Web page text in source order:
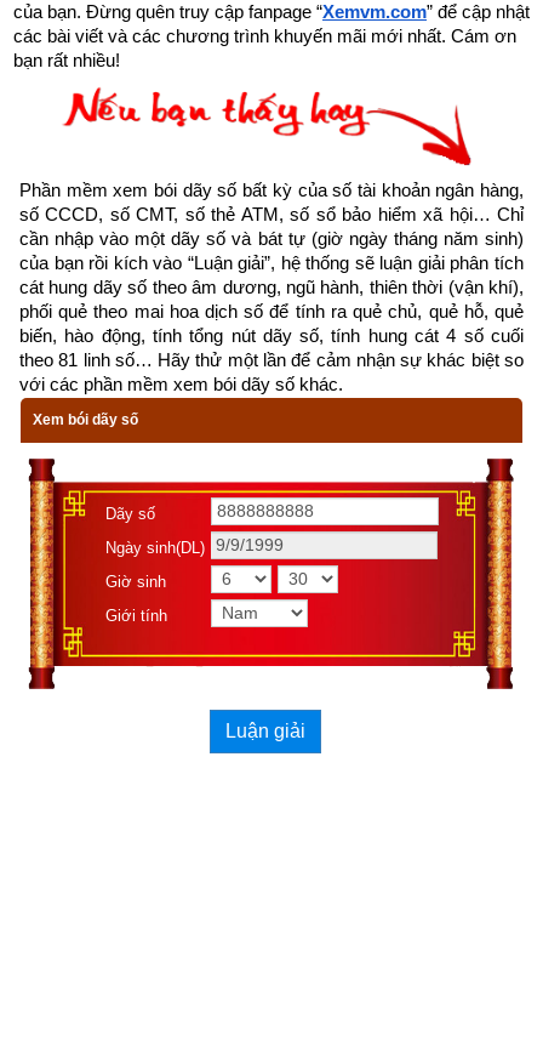
Ý nghĩa lời hào và lời quẻ Thủy Hỏa Ký Tế
Tổng quan về quẻ Thủy Hỏa Ký Tế là một trong 8 quẻ thuộc
nhóm cung Khảm (Thuần Khảm, Thủy Trạch Tiết, Thủy Lôi
Truân, Thủy Hỏa Ký Tế, Trạch Hỏa Cách , Lôi Hỏa Phong, Địa
Hỏa Minh Di , Địa Thủy Sư) nên có các đặc trưng sau: có số
cung Lạc Thư là 1, đại biểu phương chính Bắc, ngũ hành
Thủy, thời gian ứng với mùa đông. Có 6 và 1 là 2 số “sinh
thành” của Hành Thủy bản mệnh của Quẻ Khảm. 2 Can
tương ứng là Nhâm – Quý và Chi tương ứng là Tý. Độc giả
Khảm và ý nghĩa trong dự đoán bói dịch”.
Quẻ Thủy Hỏa Ký Tế có Hạ quái là: ☲ (離 lĩ) Ly hay Hỏa (火).
Thượng quái là: ☵ (
kản) Khảm hay Nước (
) nên là quẻ
“tương khắc”. Thủy trên, Hoả Dưới, Thủy giáng xuống mà lửa
bốc lên là thuận, là hanh thông, có công dụng. Sáu hào của
quẻ đều trung chính, đúng vị.
của bạn. Đừng quên truy cập fanpage “Xemvm.com” để cập nhật
các bài viết và các chương trình khuyến mãi mới nhất. Cám ơn
bạn rất nhiều!
Phần mềm xem bói dãy số bất kỳ của số tài khoản ngân hàng,
số CCCD, số CMT, số thẻ ATM, số sổ bảo hiểm xã hội… Chỉ
cần nhập vào một dãy số và bát tự (giờ ngày tháng năm sinh)
của bạn rồi kích vào “Luận giải”, hệ thống sẽ luận giải phân tích
cát hung dãy số theo âm dương, ngũ hành, thiên thời (vận khí),
phối quẻ theo mai hoa dịch số để tính ra quẻ chủ, quẻ hỗ, quẻ
biến, hào động, tính tổng nút dãy số, tính hung cát 4 số cuối
theo 81 linh số… Hãy thử một lần để cảm nhận sự khác biệt so
với các phần mềm xem bói dãy số khác.
Xem bói dãy số
Dãy số
Ngày sinh(DL)
Giờ sinh
Giới tính
Luận giải